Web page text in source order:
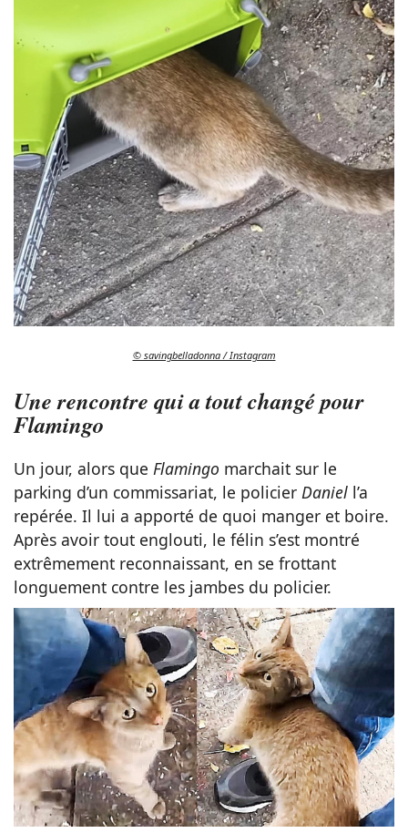
© savingbelladonna / Instagram
Une rencontre qui a tout changé pour
Flamingo
Un jour, alors que Flamingo marchait sur le
parking d’un commissariat, le policier Daniel l’a
repérée. Il lui a apporté de quoi manger et boire.
Après avoir tout englouti, le félin s’est montré
extrêmement reconnaissant, en se frottant
longuement contre les jambes du policier.